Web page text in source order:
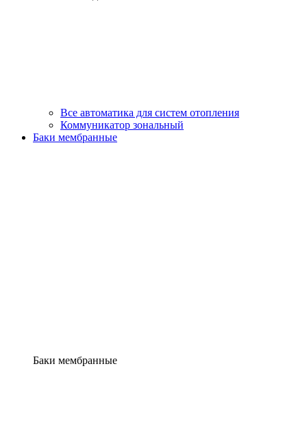
Все автоматика для систем отопления
Коммуникатор зональный
Баки мембранные
Баки мембранные